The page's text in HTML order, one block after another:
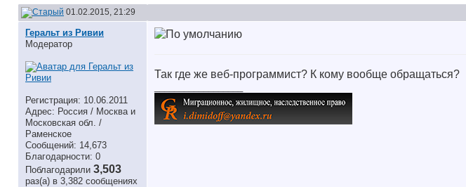
01.02.2015, 21:29
Геральт из Ривии
Модератор
Регистрация: 10.06.2011
Адрес: Россия / Москва и
Московская обл. /
Раменское
Сообщений: 14,673
Благодарности: 0
Поблагодарили 3,503
раз(а) в 3,382 сообщениях
Так где же веб-программист? К кому вообще обращаться?